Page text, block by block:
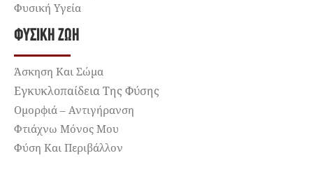
Φυσική Υγεία
ΦΥΣΙΚΉ ΖΩΉ
Άσκηση Και Σώμα
Εγκυκλοπαίδεια Της Φύσης
Ομορφιά – Αντιγήρανση
Φτιάχνω Μόνος Μου
Φύση Και Περιβάλλον